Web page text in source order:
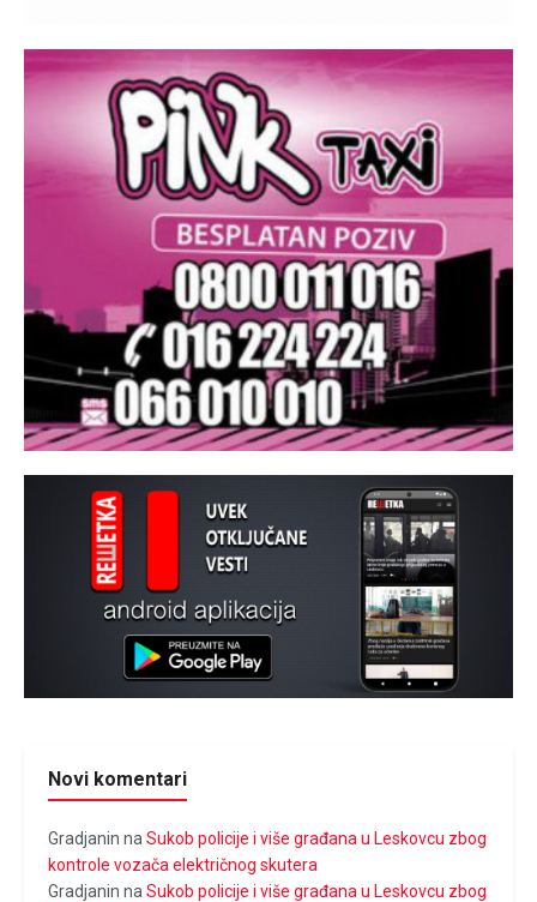
Novi komentari
Gradjanin na Sukob policije i više građana u Leskovcu zbog
kontrole vozača električnog skutera
Gradjanin na Sukob policije i više građana u Leskovcu zbog